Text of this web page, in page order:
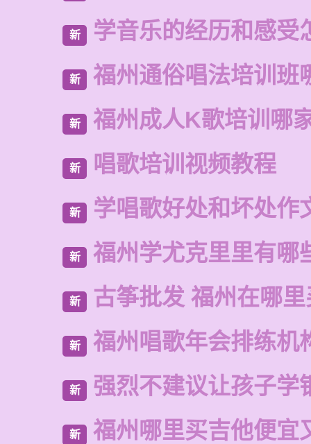
新 学音乐的经历和感受
新 福州通俗唱法培训班
新 福州成人K歌培训哪
新 唱歌培训视频教程
新 学唱歌好处和坏处作
新 福州学尤克里里有哪
新 古筝批发 福州在哪
新 福州唱歌年会排练机
新 强烈不建议让孩子学
新 福州哪里买吉他便宜